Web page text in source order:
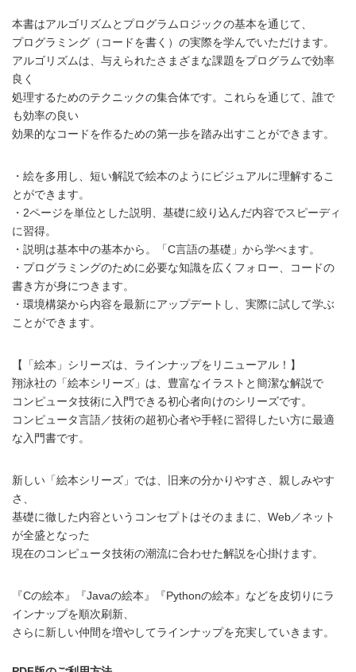
本書はアルゴリズムとプログラムロジックの基本を通じて、
プログラミング（コードを書く）の実際を学んでいただけます。
アルゴリズムは、与えられたさまざまな課題をプログラムで効率
良く
処理するためのテクニックの集合体です。これらを通じて、誰で
も効率の良い
効果的なコードを作るための第一歩を踏み出すことができます。
・絵を多用し、短い解説で絵本のようにビジュアルに理解するこ
とができます。
・2ページを単位とした説明、基礎に絞り込んだ内容でスピーディ
に習得。
・説明は基本中の基本から。「C言語の基礎」から学べます。
・プログラミングのために必要な知識を広くフォロー、コードの
書き方が身につきます。
・環境構築から内容を最新にアップデートし、実際に試して学ぶ
ことができます。
【「絵本」シリーズは、ラインナップをリニューアル！】
翔泳社の「絵本シリーズ」は、豊富なイラストと簡潔な解説で
コンピュータ技術に入門できる初心者向けのシリーズです。
コンピュータ言語／技術の超初心者や手軽に習得したい方に最適
な入門書です。
新しい「絵本シリーズ」では、旧来の分かりやすさ、親しみやす
さ、
基礎に徹した内容というコンセプトはそのままに、Web／ネット
が全盛となった
現在のコンピュータ技術の潮流に合わせた解説を心掛けます。
『Cの絵本』『Javaの絵本』『Pythonの絵本』などを皮切りにラ
インナップを順次刷新、
さらに新しい仲間を増やしてラインナップを充実していきます。